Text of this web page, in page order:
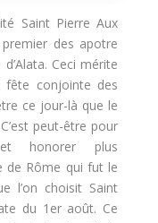
Saint Pierre Aux
des apotre
Ceci mérite
fête conjointe des
ce jour-là que le
C’est peut-être pour
honorer plus
de Rôme qui fut le
l’on choisit Saint
du 1er août. Ce